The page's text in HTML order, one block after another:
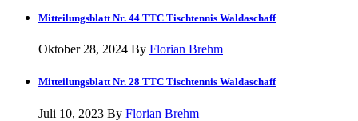
Mitteilungsblatt Nr. 44 TTC Tischtennis Waldaschaff
Oktober 28, 2024 By Florian Brehm
Mitteilungsblatt Nr. 28 TTC Tischtennis Waldaschaff
Juli 10, 2023 By Florian Brehm